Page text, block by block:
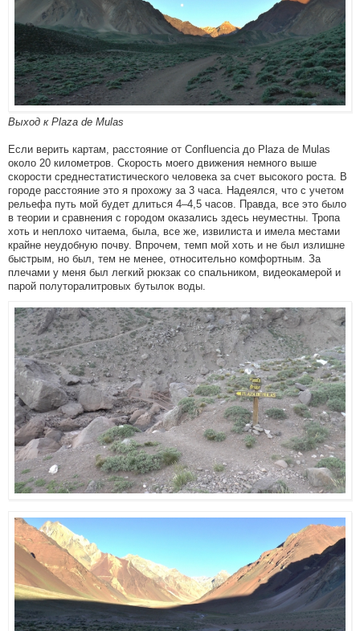
Выход к Plaza de Mulas
Если верить картам, расстояние от Confluencia до Plaza de Mulas
около 20 километров. Скорость моего движения немного выше
скорости среднестатистического человека за счет высокого роста. В
городе расстояние это я прохожу за 3 часа. Надеялся, что с учетом
рельефа путь мой будет длиться 4–4,5 часов. Правда, все это было
в теории и сравнения с городом оказались здесь неуместны. Тропа
хоть и неплохо читаема, была, все же, извилиста и имела местами
крайне неудобную почву. Впрочем, темп мой хоть и не был излишне
быстрым, но был, тем не менее, относительно комфортным. За
плечами у меня был легкий рюкзак со спальником, видеокамерой и
парой полуторалитровых бутылок воды.